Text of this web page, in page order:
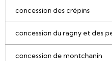
concession des crépins
concession du ragny et des
concession de montchanin